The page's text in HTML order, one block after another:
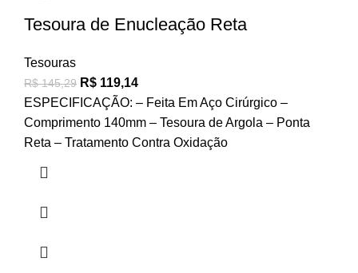
Tesoura de Enucleação Reta
Tesouras
R$145,29 R$ 119,14
ESPECIFICAÇÃO: – Feita Em Aço Cirúrgico –
Comprimento 140mm – Tesoura de Argola – Ponta
Reta – Tratamento Contra Oxidação